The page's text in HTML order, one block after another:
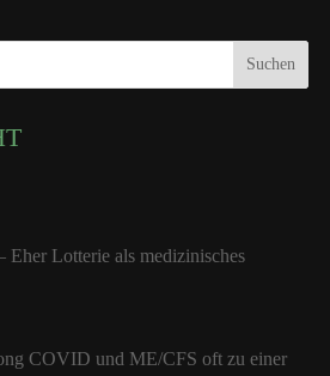
Suchen
Eher Lotterie als medizinisches
COVID und ME/CFS oft zu einer